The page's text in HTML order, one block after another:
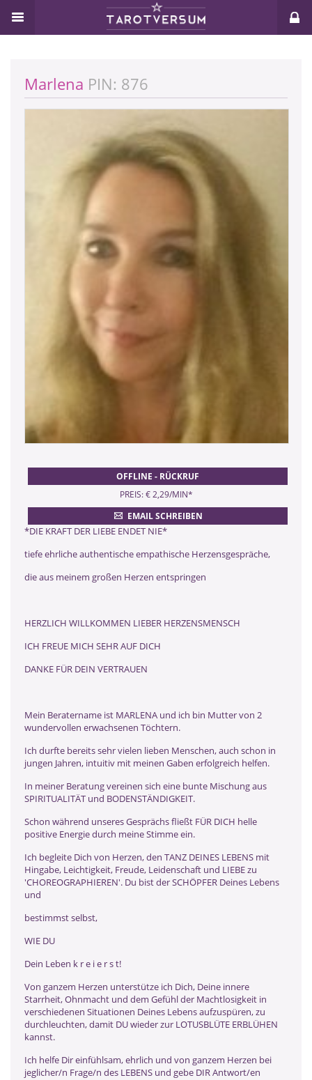
Marlena PIN: 876
OFFLINE - RÜCKRUF
PREIS: € 2,29/MIN*
EMAIL SCHREIBEN
*DIE KRAFT DER LIEBE ENDET NIE*
tiefe ehrliche authentische empathische Herzensgespräche,
die aus meinem großen Herzen entspringen
HERZLICH WILLKOMMEN LIEBER HERZENSMENSCH
ICH FREUE MICH SEHR AUF DICH
DANKE FÜR DEIN VERTRAUEN
Mein Beratername ist MARLENA und ich bin Mutter von 2
wundervollen erwachsenen Töchtern.
Ich durfte bereits sehr vielen lieben Menschen, auch schon in
jungen Jahren, intuitiv mit meinen Gaben erfolgreich helfen.
In meiner Beratung vereinen sich eine bunte Mischung aus
SPIRITUALITÄT und BODENSTÄNDIGKEIT.
Schon während unseres Gesprächs fließt FÜR DICH helle
positive Energie durch meine Stimme ein.
Ich begleite Dich von Herzen, den TANZ DEINES LEBENS mit
Hingabe, Leichtigkeit, Freude, Leidenschaft und LIEBE zu
'CHOREOGRAPHIEREN'. Du bist der SCHÖPFER Deines Lebens
und
bestimmst selbst,
WIE DU
Dein Leben k r e i e r s t!
Von ganzem Herzen unterstütze ich Dich, Deine innere
Starrheit, Ohnmacht und dem Gefühl der Machtlosigkeit in
verschiedenen Situationen Deines Lebens aufzuspüren, zu
durchleuchten, damit DU wieder zur LOTUSBLÜTE ERBLÜHEN
kannst.
Ich helfe Dir einfühlsam, ehrlich und von ganzem Herzen bei
jeglicher/n Frage/n des LEBENS und gebe DIR Antwort/en